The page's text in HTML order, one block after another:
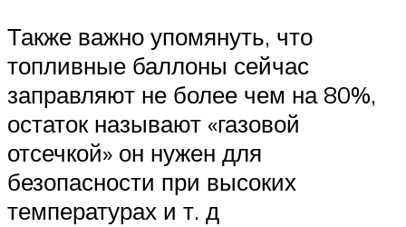
Также важно упомянуть, что
топливные баллоны сейчас
заправляют не более чем на 80%,
остаток называют «газовой
отсечкой» он нужен для
безопасности при высоких
температурах и т. д